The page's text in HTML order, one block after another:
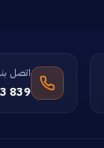
اتصل
839